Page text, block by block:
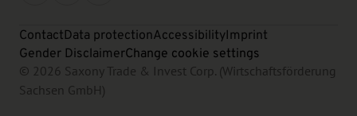
ContactData protectionAccessibilityImprint
Gender DisclaimerChange cookie settings
© 2026 Saxony Trade & Invest Corp. (Wirtschaftsförderung
Sachsen GmbH)